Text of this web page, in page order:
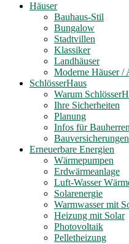
Häuser
Bauhaus-Stil
Bungalow
Stadtvillen
Klassiker
Landhäuser
Moderne Häuser /
SchlösserHaus
Warum
Ihre Sicherheiten
Planung
Infos für
Bauversicherungen
Erneuerbare Energien
Wärmepumpen
Erdwärmeanlage
Luft-Wasser
Solarenergie
Warmwasser mit
Heizung mit Solar
Photovoltaik
Pelletheizung